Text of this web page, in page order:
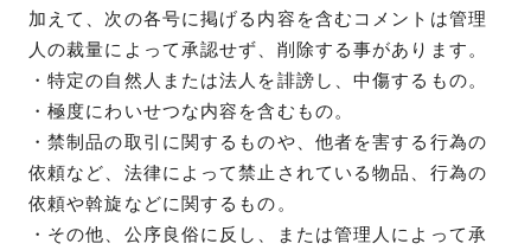
加えて、次の各号に掲げる内容を含むコメントは管理
人の裁量によって承認せず、削除する事があります。
・特定の自然人または法人を誹謗し、中傷するもの。
・極度にわいせつな内容を含むもの。
・禁制品の取引に関するものや、他者を害する行為の
依頼など、法律によって禁止されている物品、行為の
依頼や斡旋などに関するもの。
・その他、公序良俗に反し、または管理人によって承